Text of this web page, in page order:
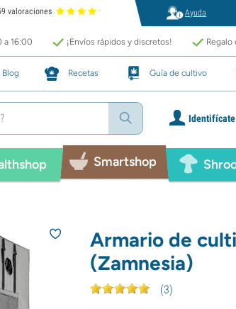
valoraciones Ayuda
a 16:00 ¡Envíos rápidos y discretos! Regalo
Blog Recetas Guía de cultivo
Identifícate
Smartshop
Armario de
(Zamnesia)
(3)